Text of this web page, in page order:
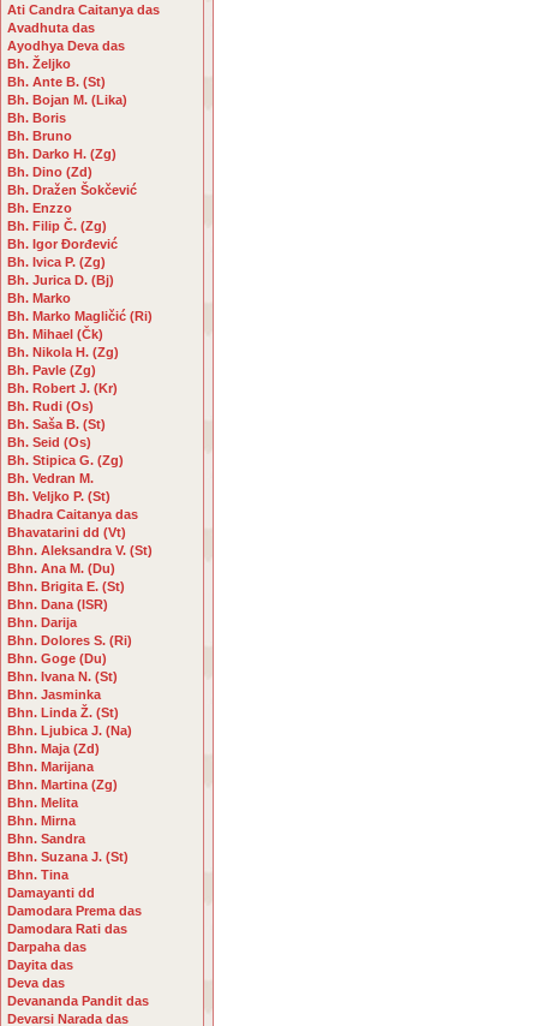
Ati Candra Caitanya das
Avadhuta das
Ayodhya Deva das
Bh. Željko
Bh. Ante B. (St)
Bh. Bojan M. (Lika)
Bh. Boris
Bh. Bruno
Bh. Darko H. (Zg)
Bh. Dino (Zd)
Bh. Dražen Šokčević
Bh. Enzzo
Bh. Filip Č. (Zg)
Bh. Igor Đorđević
Bh. Ivica P. (Zg)
Bh. Jurica D. (Bj)
Bh. Marko
Bh. Marko Magličić (Ri)
Bh. Mihael (Čk)
Bh. Nikola H. (Zg)
Bh. Pavle (Zg)
Bh. Robert J. (Kr)
Bh. Rudi (Os)
Bh. Saša B. (St)
Bh. Seid (Os)
Bh. Stipica G. (Zg)
Bh. Vedran M.
Bh. Veljko P. (St)
Bhadra Caitanya das
Bhavatarini dd (Vt)
Bhn. Aleksandra V. (St)
Bhn. Ana M. (Du)
Bhn. Brigita E. (St)
Bhn. Dana (ISR)
Bhn. Darija
Bhn. Dolores S. (Ri)
Bhn. Goge (Du)
Bhn. Ivana N. (St)
Bhn. Jasminka
Bhn. Linda Ž. (St)
Bhn. Ljubica J. (Na)
Bhn. Maja (Zd)
Bhn. Marijana
Bhn. Martina (Zg)
Bhn. Melita
Bhn. Mirna
Bhn. Sandra
Bhn. Suzana J. (St)
Bhn. Tina
Damayanti dd
Damodara Prema das
Damodara Rati das
Darpaha das
Dayita das
Deva das
Devananda Pandit das
Devarsi Narada das